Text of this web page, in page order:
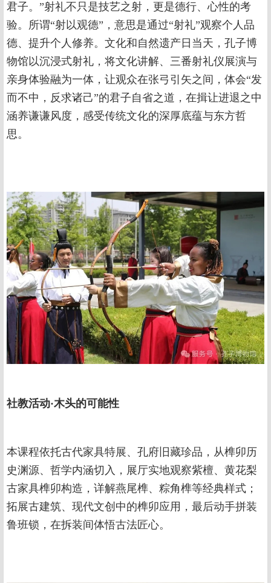
君子。”射礼不只是技艺之射，更是德行、心性的考
验。所谓“射以观德”，意思是通过“射礼”观察个人品
德、提升个人修养。文化和自然遗产日当天，孔子博
物馆以沉浸式射礼，将文化讲解、三番射礼仪展演与
亲身体验融为一体，让观众在张弓引矢之间，体会“发
而不中，反求诸己”的君子自省之道，在揖让进退之中
涵养谦谦风度，感受传统文化的深厚底蕴与东方哲
思。
社教活动·木头的可能性
本课程依托古代家具特展、孔府旧藏珍品，从榫卯历
史渊源、哲学内涵切入，展厅实地观察紫檀、黄花梨
古家具榫卯构造，详解燕尾榫、粽角榫等经典样式；
拓展古建筑、现代文创中的榫卯应用，最后动手拼装
鲁班锁，在拆装间体悟古法匠心。